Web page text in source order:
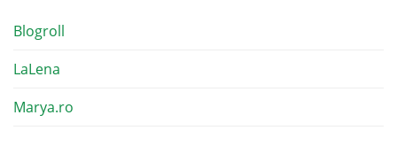
Blogroll
LaLena
Marya.ro